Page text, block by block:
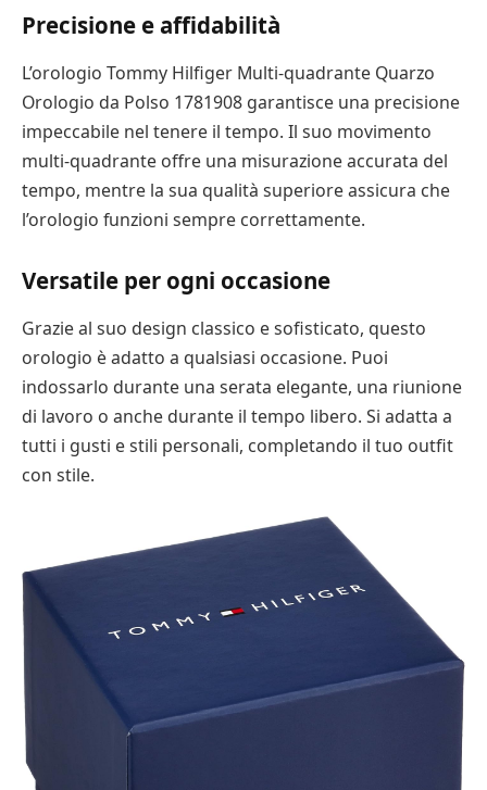
Precisione e affidabilità
L’orologio Tommy Hilfiger Multi-quadrante Quarzo
Orologio da Polso 1781908 garantisce una precisione
impeccabile nel tenere il tempo. Il suo movimento
multi-quadrante offre una misurazione accurata del
tempo, mentre la sua qualità superiore assicura che
l’orologio funzioni sempre correttamente.
Versatile per ogni occasione
Grazie al suo design classico e sofisticato, questo
orologio è adatto a qualsiasi occasione. Puoi
indossarlo durante una serata elegante, una riunione
di lavoro o anche durante il tempo libero. Si adatta a
tutti i gusti e stili personali, completando il tuo outfit
con stile.